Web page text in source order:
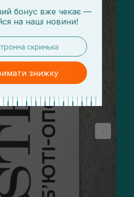
бонус вже чекає —
на наші новини!
знижку